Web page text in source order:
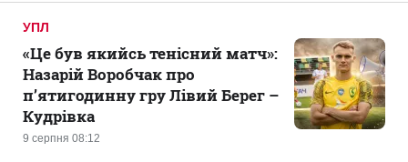
УПЛ
9 серпня 08:12
«Це був якийсь тенісний матч»:
Назарій Воробчак про
п’ятигодинну гру Лівий Берег –
Кудрівка